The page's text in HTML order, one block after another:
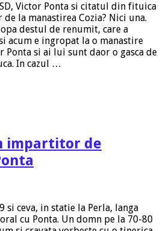
Victor Ponta si citatul din fituica
la manastirea Cozia? Nici una.
destul de renumit, care a
acum e ingropat la o manastire
Ponta si ai lui sunt daor o gasca de
In cazul …
impartitor de
si ceva, in statie la Perla, langa
cu Ponta. Un domn pe la 70-80